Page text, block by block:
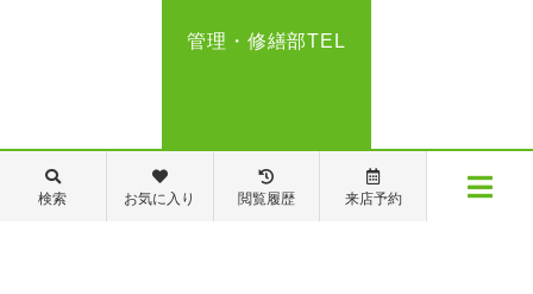
管理・修繕部TEL
088-821-7272
検索 お気に入り 閲覧履歴 来店予約